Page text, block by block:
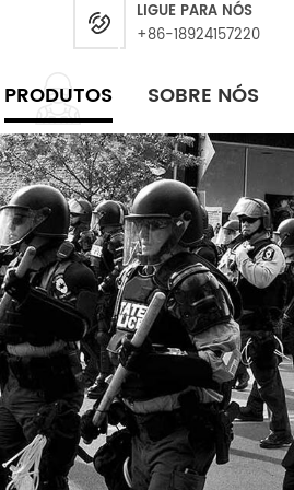
LIGUE PARA NÓS
+86-18924157220
PRODUTOS SOBRE NÓS